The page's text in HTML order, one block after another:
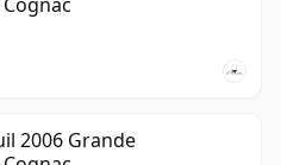
2006 Grande